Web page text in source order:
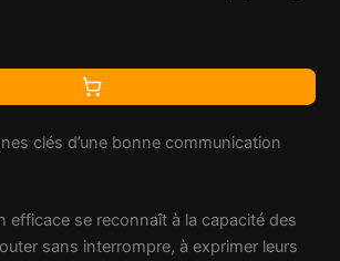
clés d’une bonne communication
efficace se reconnaît à la capacité des
sans interrompre, à exprimer leurs